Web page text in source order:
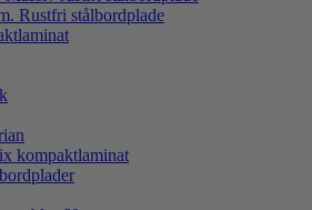
Rustfri stålbordplade
kompaktlaminat